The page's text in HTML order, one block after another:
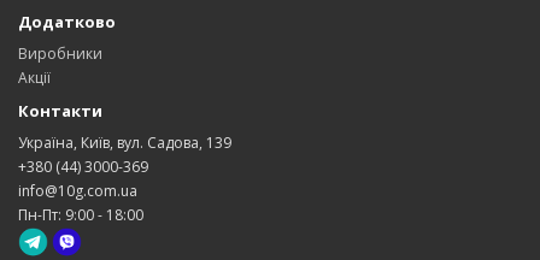
Додатково
Виробники
Акції
Контакти
Україна, Київ, вул. Садова, 139
+380 (44) 3000-369
info@10g.com.ua
Пн-Пт: 9:00 - 18:00